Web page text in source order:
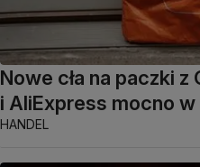
Nowe cła na paczki z
i AliExpress mocno w
HANDEL